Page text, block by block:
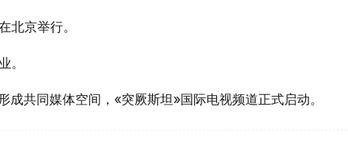
北京举行。
。
共同媒体空间，«突厥斯坦»国际电视频道正式启动。